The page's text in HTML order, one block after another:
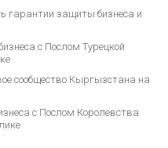
гарантии защиты бизнеса и
с Послом Турецкой
сообщество Кыргызстана на
с Послом Королевства